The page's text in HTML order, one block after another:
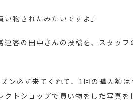
い物されたみたいですよ」
客の田中さんの投稿を、スタッ
ン必ず来てくれて、1回の購入額
クトショップで買い物をした写真